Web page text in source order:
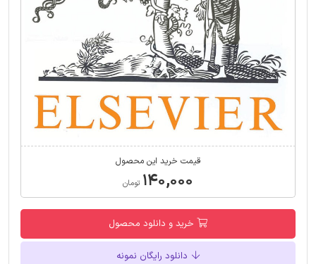
قیمت خرید این محصول
۱۴۰,۰۰۰ تومان
خرید و دانلود محصول
دانلود رایگان نمونه